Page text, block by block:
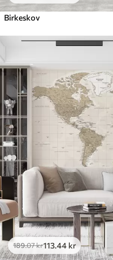
Birkeskov
189.07kr113.44 kr